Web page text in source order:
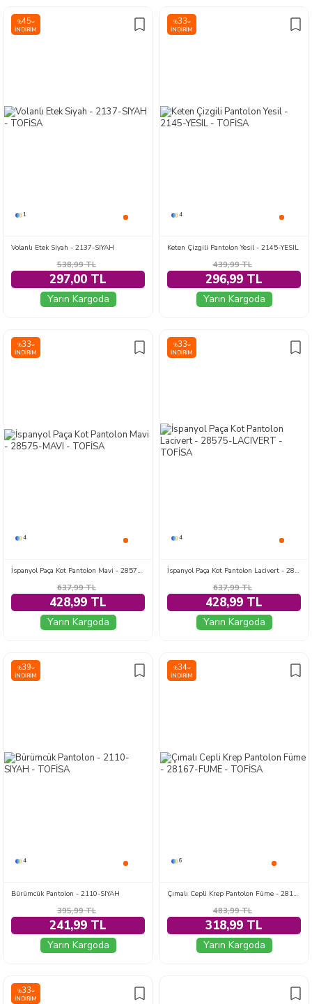
%45
İNDIRIM
1
Volanlı Etek Siyah - 2137-SIYAH
538,99TL
297,00 TL
Yarın Kargoda
%33
İNDIRIM
4
Keten Çizgili Pantolon Yesil - 2145-YESIL
439,99TL
296,99 TL
Yarın Kargoda
%33
İNDIRIM
4
İspanyol Paça Kot Pantolon Mavi - 28575-MAVI
637,99TL
428,99 TL
Yarın Kargoda
%33
İNDIRIM
4
İspanyol Paça Kot Pantolon Lacivert - 28575-LACIVERT
637,99TL
428,99 TL
Yarın Kargoda
%39
İNDIRIM
4
Bürümcük Pantolon - 2110-SIYAH
395,99TL
241,99 TL
Yarın Kargoda
%34
İNDIRIM
6
Çımalı Cepli Krep Pantolon Füme - 28167-FUME
483,99TL
318,99 TL
Yarın Kargoda
%33
İNDIRIM